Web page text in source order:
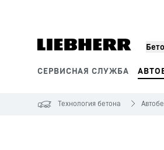
СЕРВИСНАЯ СЛУЖБА
Сегменты продукции
Технология бетона